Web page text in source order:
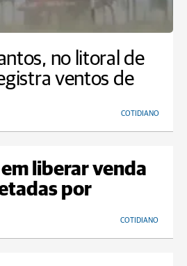
no litoral de
ventos de
COTIDIANO
liberar venda
por
COTIDIANO